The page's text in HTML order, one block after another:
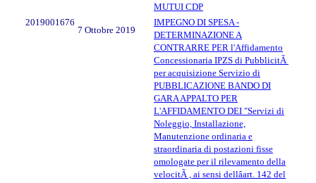
MUTUI CDP
2019001676
7 Ottobre 2019
IMPEGNO DI SPESA -
DETERMINAZIONE A
CONTRARRE PER l'Affidamento
Concessionaria IPZS di PubblicitÃ
per acquisizione Servizio di
PUBBLICAZIONE BANDO DI
GARA APPALTO PER
L'AFFIDAMENTO DEI "Servizi di
Noleggio, Installazione,
Manutenzione ordinaria e
straordinaria di postazioni fisse
omologate per il rilevamento della
velocitÃ , ai sensi dellâart. 142 del